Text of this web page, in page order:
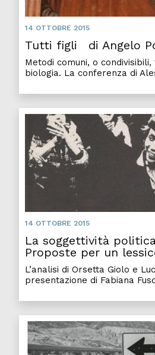
14 OTTOBRE 2015
Tutti figli di Angelo
Metodi comuni, o
biologia. La conferenza di
14 OTTOBRE 2015
La soggettività
Proposte per un
L’analisi di Orsetta Giolo e
presentazione di Fabiana